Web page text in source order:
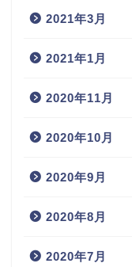
2021年3月
2021年1月
2020年11月
2020年10月
2020年9月
2020年8月
2020年7月